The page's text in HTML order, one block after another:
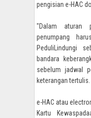
pengisian e-HAC
"Dalam aturan
penumpang
PeduliLindungi
bandara
sebelum jadwal
keterangan tertulis.
e-HAC atau
Kartu